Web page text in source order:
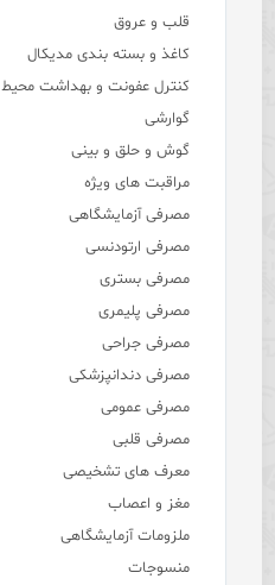
قلب و عروق
کاغذ و بسته بندی مدیکال
کنترل عفونت و بهداشت محیط
گوارشی
گوش و حلق و بینی
مراقبت های ویژه
مصرفی آزمایشگاهی
مصرفی ارتودنسی
مصرفی بستری
مصرفی پلیمری
مصرفی جراحی
مصرفی دندانپزشکی
مصرفی عمومی
مصرفی قلبی
معرف های تشخیصی
مغز و اعصاب
ملزومات آزمایشگاهی
منسوجات